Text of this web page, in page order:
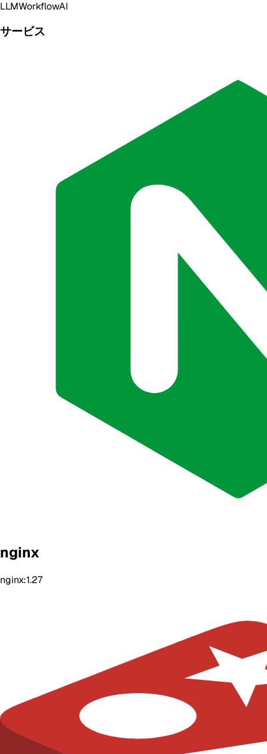
LLMWorkflowAI
サービス
nginx
nginx:1.27